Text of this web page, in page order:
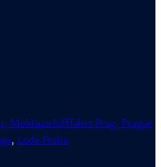
Moldauschifffahrt Prag, Prague
, Lode Praha